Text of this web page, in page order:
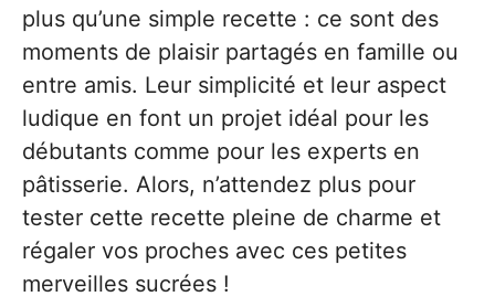
plus qu’une simple recette : ce sont des
moments de plaisir partagés en famille ou
entre amis. Leur simplicité et leur aspect
ludique en font un projet idéal pour les
débutants comme pour les experts en
pâtisserie. Alors, n’attendez plus pour
tester cette recette pleine de charme et
régaler vos proches avec ces petites
merveilles sucrées !